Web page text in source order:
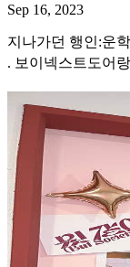
Sep 16, 2023
지나가던 행인:운
. 보이넥스트도어